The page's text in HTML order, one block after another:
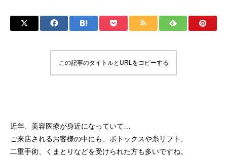
この記事のタイトルとURLをコピーする
近年、美容医療が身近になっていて…
ご来店されるお客様の中にも、ボトックスや糸リフト、
二重手術、くまとりなどを受けられた方も多いですね。